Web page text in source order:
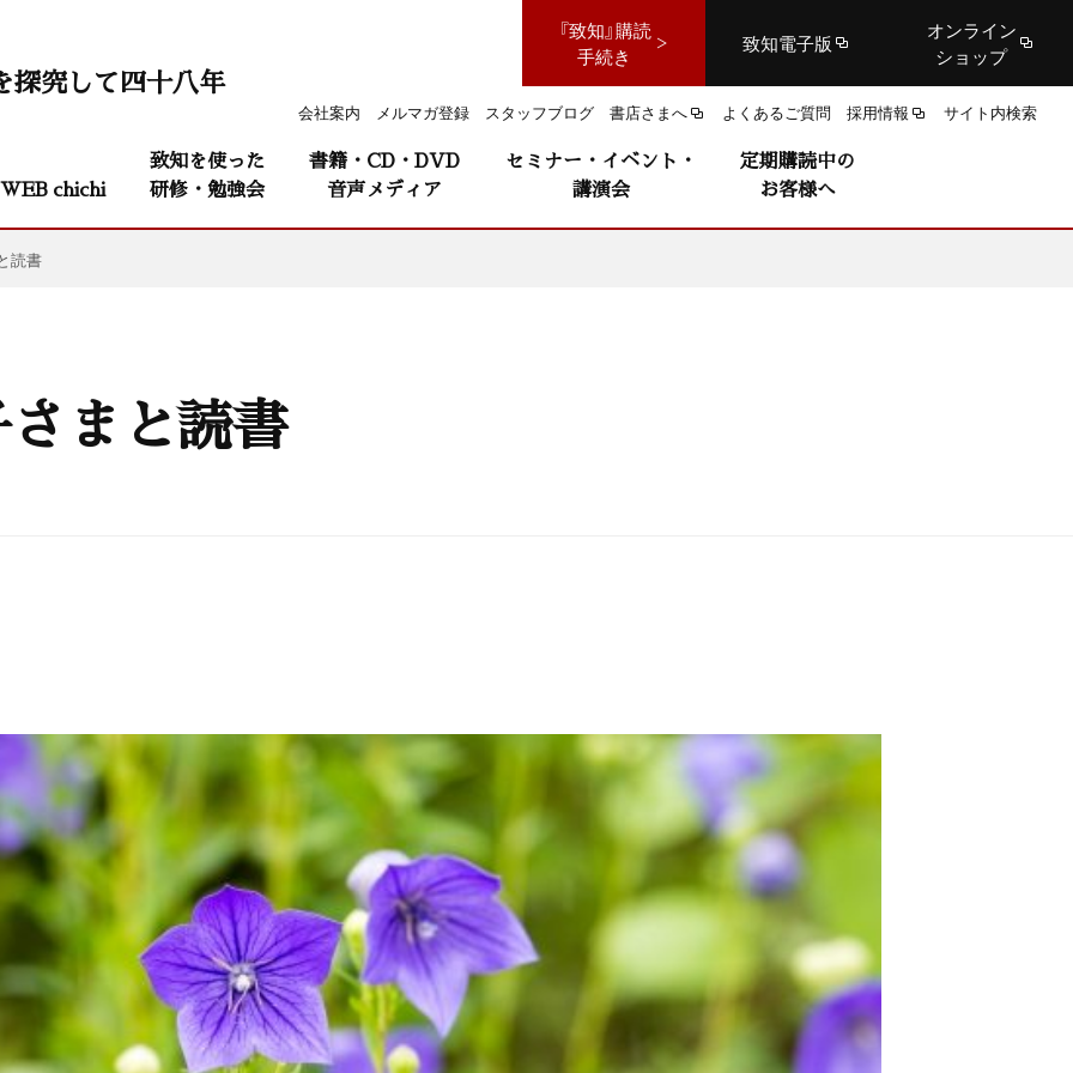
『致知』購読
手続き
致知電子版
オンライン
ショップ
会社案内 メルマガ登録 スタッフブログ 書店さまへ よくあるご質問 採用情報 サイト内検索
探究して四十八年
WEB chichi
致知を使った
研修・勉強会
書籍・CD・DVD
音声メディア
セミナー・イベント・
講演会
定期購読中の
お客様へ
読書
まと読書